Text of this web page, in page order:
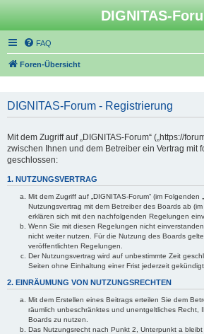
DIGNITAS-
FAQ
Foren-Übersicht
DIGNITAS-Forum - Registrierung
Mit dem Zugriff auf „DIGNITAS-Forum“ („https://
zwischen Ihnen und dem Betreiber ein Vertrag mit
geschlossen:
1. NUTZUNGSVERTRAG
Mit dem Zugriff auf „DIGNITAS-Forum“ (im Folgenden
Nutzungsvertrag mit dem Betreiber des Boards ab (im
erklären sich mit den nachfolgenden Regelungen
Wenn Sie mit diesen Regelungen nicht
nicht weiter nutzen. Für die Nutzung des Boards
veröffentlichten Regelungen.
Der Nutzungsvertrag wird auf unbestimmte Zeit
Seiten ohne Einhaltung einer Frist jederzeit gekündigt
2. EINRÄUMUNG VON NUTZUNGSRECHTEN
Mit dem Erstellen eines Beitrags erteilen Sie dem
räumlich unbeschränktes und unentgeltliches Recht,
Boards zu nutzen.
Das Nutzungsrecht nach Punkt 2, Unterpunkt a